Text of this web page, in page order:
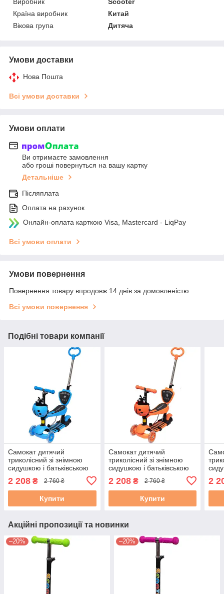
Країна виробник
Китай
Вікова група
Дитяча
Умови доставки
Нова Пошта
Всі умови доставки
Умови оплати
Ви отримаєте замовлення
або гроші повернуться на вашу картку
Детальніше
Післяплата
Оплата на рахунок
Онлайн-оплата карткою Visa, Mastercard - LiqPay
Всі умови оплати
Умови повернення
Повернення товару впродовж 14 днів за домовленістю
Всі умови повернення
Подібні товари компанії
Самокат дитячий
триколісний зі знімною
сидушкою і батьківською
Синій" від 1 до 6 років.
2 208 ₴ 2 760 ₴
Купити
Самокат дитячий
триколісний зі знімною
сидушкою і батьківською
Помаранчевий" від 1 до 6
років.
2 208₴ 2 760 ₴
Купити
2
Акційні пропозиції та новинки
–20% –20%